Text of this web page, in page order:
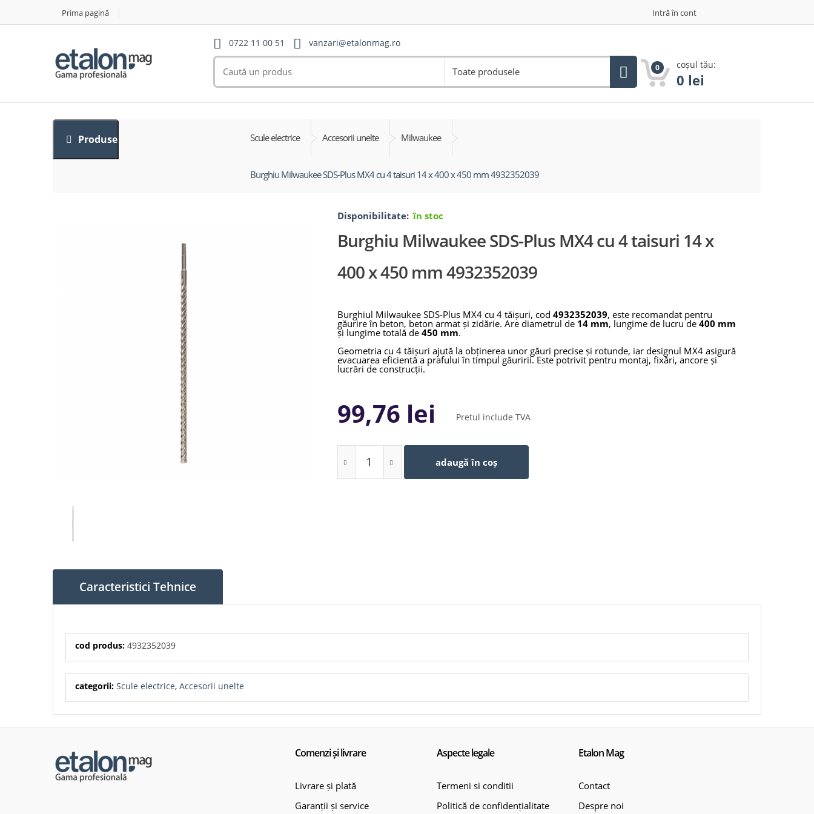
Prima pagină Intră în cont
0722 11 00 51 vanzari@etalonmag.ro
Toate produsele 0 coșul tău:
0 lei
Produse Scule electrice Accesorii unelte Milwaukee
Burghiu Milwaukee SDS-Plus MX4 cu 4 taisuri 14 x 400 x 450 mm 4932352039
Disponibilitate: în stoc
Burghiu Milwaukee SDS-Plus MX4 cu 4 taisuri 14 x
400 x 450 mm 4932352039
Burghiul Milwaukee SDS-Plus MX4 cu 4 tăișuri, cod 4932352039, este recomandat pentru
găurire în beton, beton armat și zidărie. Are diametrul de 14 mm, lungime de lucru de 400 mm
și lungime totală de 450 mm.
Geometria cu 4 tăișuri ajută la obținerea unor găuri precise și rotunde, iar designul MX4 asigură
evacuarea eficientă a prafului în timpul găuririi. Este potrivit pentru montaj, fixări, ancore și
lucrări de construcții.
99,76 lei Pretul include TVA
adaugă în coș
Caracteristici Tehnice
cod produs: 4932352039
categorii: Scule electrice, Accesorii unelte
Comenzi și livrare
Livrare și plată
Garanții și service
Aspecte legale
Termeni si conditii
Politică de confidențialitate
Etalon Mag
Contact
Despre noi